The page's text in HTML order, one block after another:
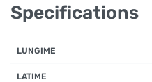
Specifications
LUNGIME
LATIME